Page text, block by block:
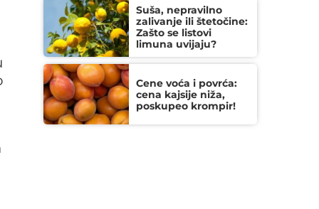
Suša, nepravilno
zalivanje ili štetočine:
Zašto se listovi
limuna uvijaju?
Cene voća i povrća:
cena kajsije niža,
poskupeo krompir!